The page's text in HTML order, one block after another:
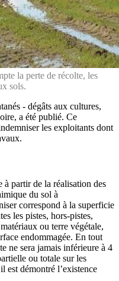
la perte de récolte, les
sols.
- dégâts aux cultures,
a été publié. Ce
les exploitants dont
à partir de la réalisation des
du sol à
correspond à la superficie
les pistes, hors-pistes,
ou terre végétale,
endommagée. En tout
ne sera jamais inférieure à 4
ou totale sur les
est démontré l’existence